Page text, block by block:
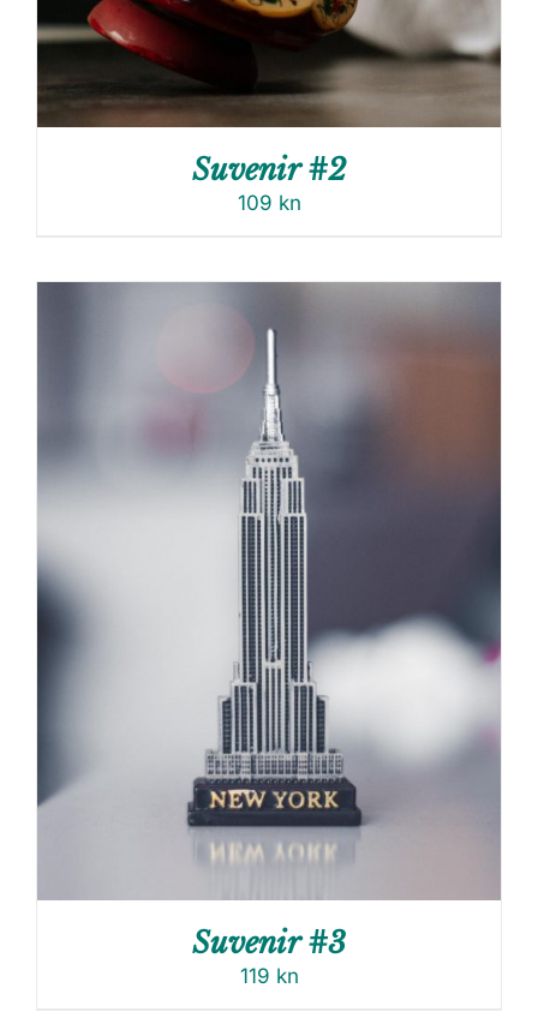
Suvenir #2
109 kn
Suvenir #3
119 kn